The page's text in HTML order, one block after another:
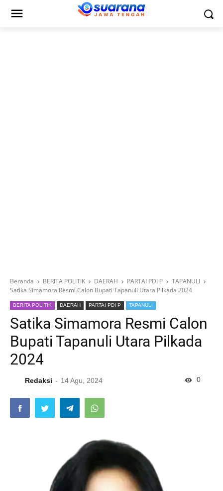
Beranda BERITA POLITIK DAERAH PARTAI PDI P
TAPANULI
Satika Simamora Resmi Calon Bupati Tapanuli Utara Pilkada 2024
BERITA POLITIK DAERAH PARTAI PDI P TAPANULI
Satika Simamora Resmi Calon
Bupati Tapanuli Utara Pilkada
2024
Redaksi 14 Agu, 2024 0